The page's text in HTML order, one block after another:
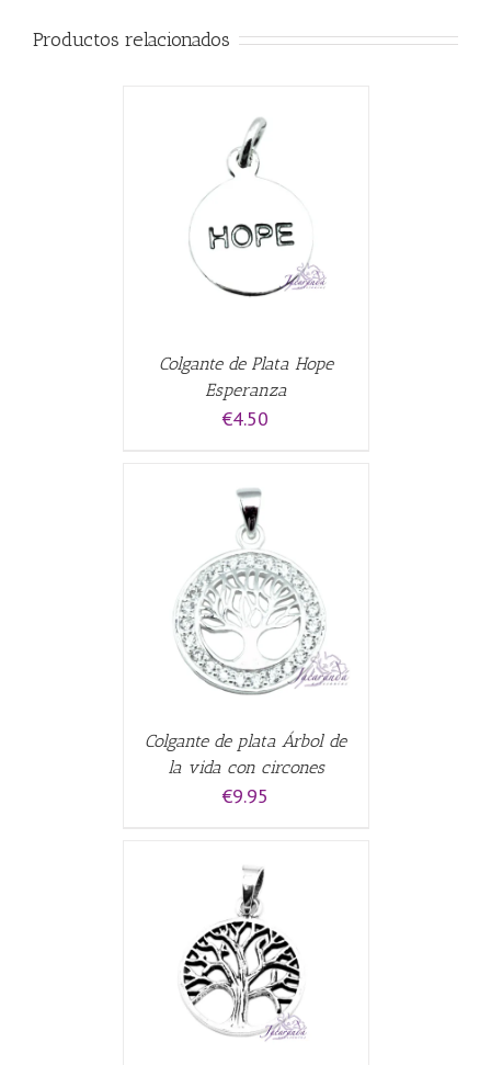
Productos relacionados
Colgante de Plata Hope
Esperanza
€4.50
Colgante de plata Árbol de
la vida con circones
€9.95